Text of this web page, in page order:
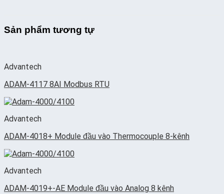
Sản phẩm tương tự
Advantech
ADAM-4117 8AI Modbus RTU
Advantech
ADAM-4018+ Module đầu vào Thermocouple 8-kênh
Advantech
ADAM-4019+-AE Module đầu vào Analog 8 kênh